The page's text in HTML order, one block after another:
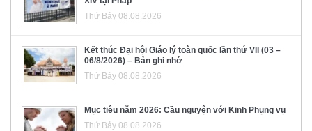
Thứ Bảy 08.08.2026
Kết thúc Đại hội Giáo lý toàn quốc lần thứ VII (03 –
06/8/2026) – Bản ghi nhớ
Thứ Bảy 08.08.2026
Mục tiêu năm 2026: Cầu nguyện với Kinh Phụng vụ
Thứ Bảy 08.08.2026